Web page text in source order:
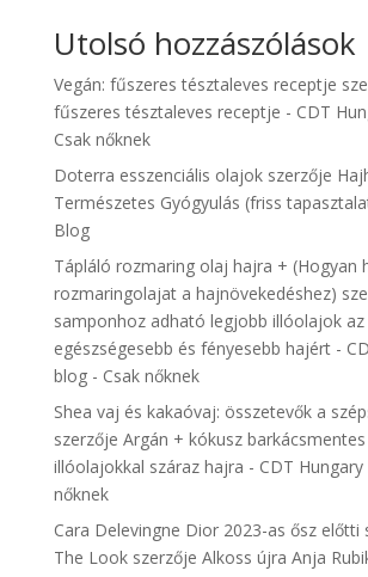
Utolsó hozzászólások
Vegán: fűszeres tésztaleves receptje
fűszeres tésztaleves receptje - CDT
Csak nőknek
Doterra esszenciális olajokszerzője
Természetes Gyógyulás (friss
Blog
Tápláló rozmaring olaj hajra + (Hogyan
rozmaringolajat a hajnövekedéshez)
samponhoz adható legjobb illóolajok az
egészségesebb és fényesebb hajért -
blog - Csak nőknek
Shea vaj és kakaóvaj: összetevők a
szerzője Argán + kókusz
illóolajokkal száraz hajra - CDT Hungary
nőknek
Cara Delevingne Dior 2023-as ősz előtti
The Lookszerzője Alkoss újra Anja